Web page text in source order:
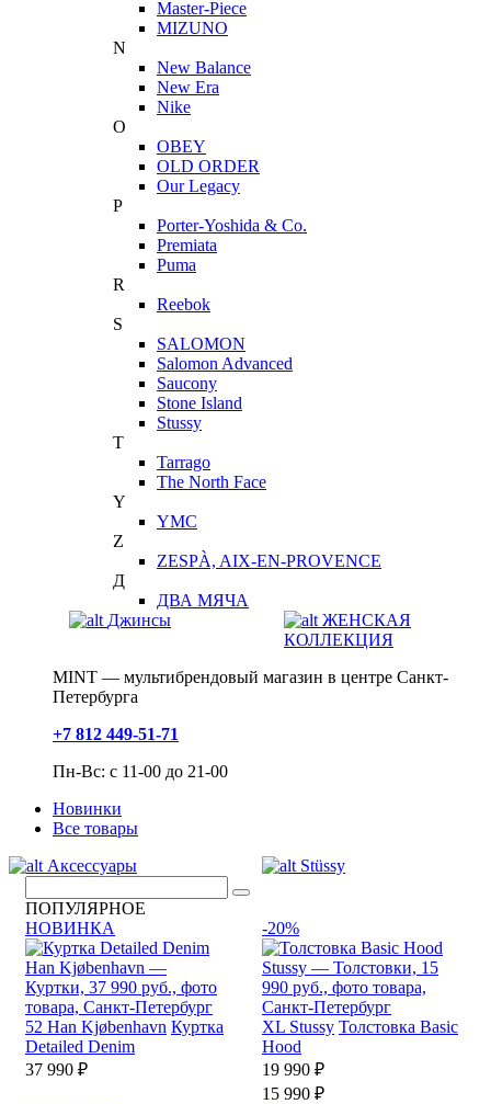
Master-Piece
MIZUNO
N
New Balance
New Era
Nike
O
OBEY
OLD ORDER
Our Legacy
P
Porter-Yoshida & Co.
Premiata
Puma
R
Reebok
S
SALOMON
Salomon Advanced
Saucony
Stone Island
Stussy
T
Tarrago
The North Face
Y
YMC
Z
ZESPÀ, AIX-EN-PROVENCE
Д
ДВА МЯЧА
Джинсы
ЖЕНСКАЯ
КОЛЛЕКЦИЯ
MINT — мультибрендовый магазин в центре Санкт-
Петербурга
+7 812 449-51-71
Пн-Вс: с 11-00 до 21-00
Новинки
Все товары
Аксессуары
Stüssy
ПОПУЛЯРНОЕ
НОВИНКА
52 Han Kjøbenhavn Куртка
Detailed Denim
37 990 ₽
-20%
XL Stussy Толстовка Basic
Hood
19 990 ₽
15 990 ₽